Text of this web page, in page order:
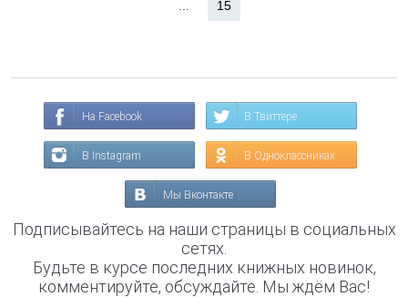
15
На Facebook В Твиттере
В Instagram В Одноклассниках
Мы Вконтакте
Подписывайтесь на наши страницы в социальных
сетях.
Будьте в курсе последних книжных новинок,
комментируйте, обсуждайте. Мы ждём Вас!